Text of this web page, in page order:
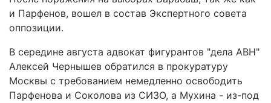
и Парфенов, вошел в состав Экспертного совета
оппозиции.
В середине августа адвокат фигурантов "дела АВН"
Алексей Чернышев обратился в прокуратуру
Москвы с требованием немедленно освободить
Парфенова и Соколова из СИЗО, а Мухина - из-под